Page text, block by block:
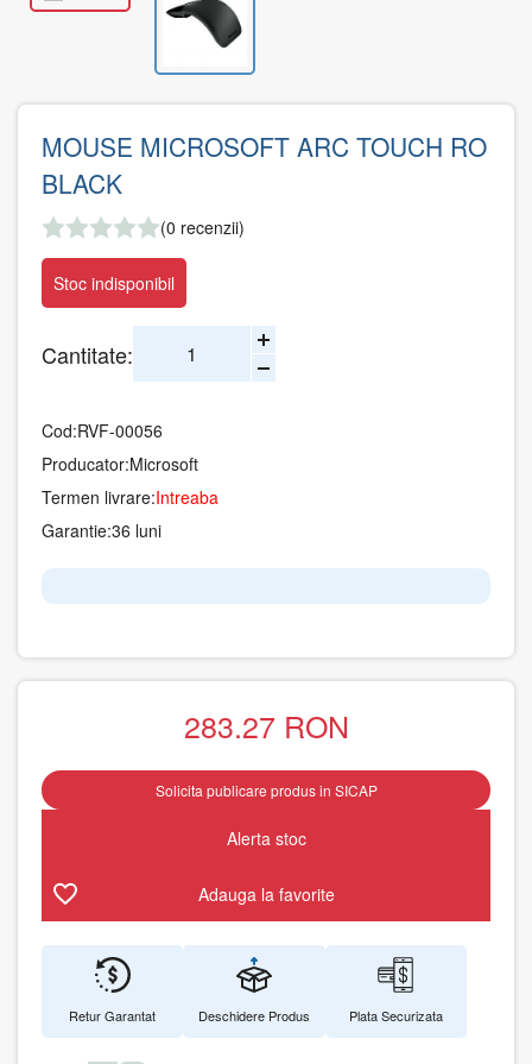
MOUSE MICROSOFT ARC TOUCH RO
BLACK
(0 recenzii)
Stoc indisponibil
Cantitate:
Cod:RVF-00056
Producator:Microsoft
Termen livrare:Intreaba
Garantie:36 luni
283.27 RON
Solicita publicare produs in SICAP
Alerta stoc
Adauga la favorite
Retur Garantat Deschidere Produs Plata Securizata